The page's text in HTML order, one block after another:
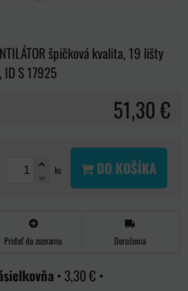
špičková kvalita, 19 lišty
ID S 17925
51,30 €
ks DO KOŠÍKA
Pridať do zoznamu Doručenia
• 3,30 € •